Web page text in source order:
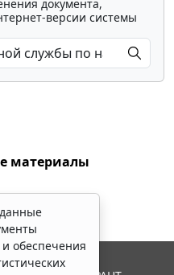
документа,
версии системы
материалы
обеспечения